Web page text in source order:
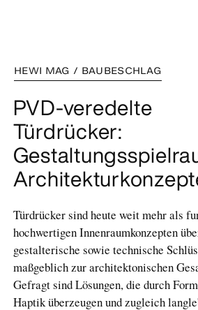
HEWI MAG / BAUBESCHLAG
PVD-veredelte
Türdrücker:
Türdrücker sind heute weit mehr als
hochwertigen Innenraumkonzepten
gestalterische sowie technische
maßgeblich zur architektonischen
Gefragt sind Lösungen, die durch
Haptik überzeugen und zugleich